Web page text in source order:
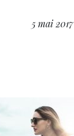
5 mai 2017